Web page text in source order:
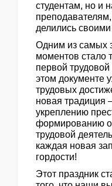
студентам, но и
делились
Одним из самых
моментов стало
первой
этом документе
трудовых
новая традиция
укреплению
формированию
трудовой
каждая новая
гордости!
Этот праздник